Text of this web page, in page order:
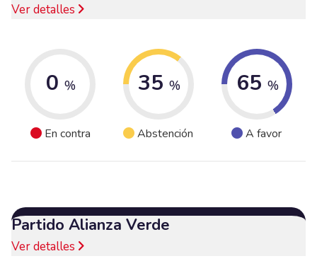
Ver detalles
0 %
En contra
35 %
Abstención
65 %
A favor
Partido Alianza Verde
Ver detalles